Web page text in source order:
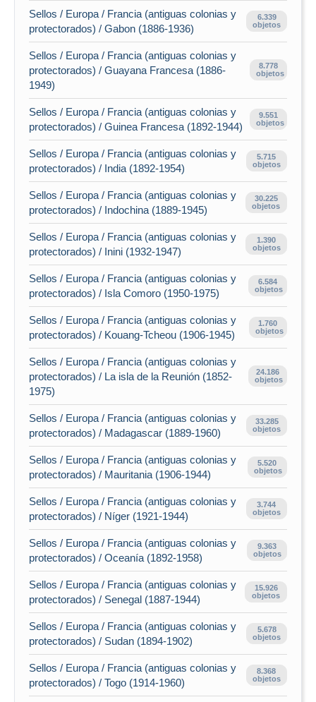
Sellos / Europa / Francia (antiguas colonias y
protectorados) / Gabon (1886-1936)
6.339
objetos
Sellos / Europa / Francia (antiguas colonias y
protectorados) / Guayana Francesa (1886-
1949)
8.778
objetos
Sellos / Europa / Francia (antiguas colonias y
protectorados) / Guinea Francesa (1892-1944)
9.551
objetos
Sellos / Europa / Francia (antiguas colonias y
protectorados) / India (1892-1954)
5.715
objetos
Sellos / Europa / Francia (antiguas colonias y
protectorados) / Indochina (1889-1945)
30.225
objetos
Sellos / Europa / Francia (antiguas colonias y
protectorados) / Inini (1932-1947)
1.390
objetos
Sellos / Europa / Francia (antiguas colonias y
protectorados) / Isla Comoro (1950-1975)
6.584
objetos
Sellos / Europa / Francia (antiguas colonias y
protectorados) / Kouang-Tcheou (1906-1945)
1.760
objetos
Sellos / Europa / Francia (antiguas colonias y
protectorados) / La isla de la Reunión (1852-
1975)
24.186
objetos
Sellos / Europa / Francia (antiguas colonias y
protectorados) / Madagascar (1889-1960)
33.285
objetos
Sellos / Europa / Francia (antiguas colonias y
protectorados) / Mauritania (1906-1944)
5.520
objetos
Sellos / Europa / Francia (antiguas colonias y
protectorados) / Níger (1921-1944)
3.744
objetos
Sellos / Europa / Francia (antiguas colonias y
protectorados) / Oceanía (1892-1958)
9.363
objetos
Sellos / Europa / Francia (antiguas colonias y
protectorados) / Senegal (1887-1944)
15.926
objetos
Sellos / Europa / Francia (antiguas colonias y
protectorados) / Sudan (1894-1902)
5.678
objetos
Sellos / Europa / Francia (antiguas colonias y
protectorados) / Togo (1914-1960)
8.368
objetos